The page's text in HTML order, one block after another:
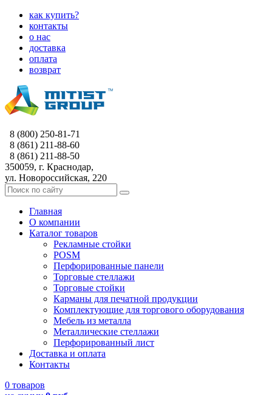
как купить?
контакты
о нас
доставка
оплата
возврат
8 (800) 250-81-71
8 (861) 211-88-60
8 (861) 211-88-50
350059, г. Краснодар,
ул. Новороссийская, 220
Главная
О компании
Каталог товаров
Рекламные стойки
POSM
Перфорированные панели
Торговые стеллажи
Торговые стойки
Карманы для печатной продукции
Комплектующие для торгового оборудования
Мебель из металла
Металлические стеллажи
Перфорированный лист
Доставка и оплата
Контакты
0 товаров